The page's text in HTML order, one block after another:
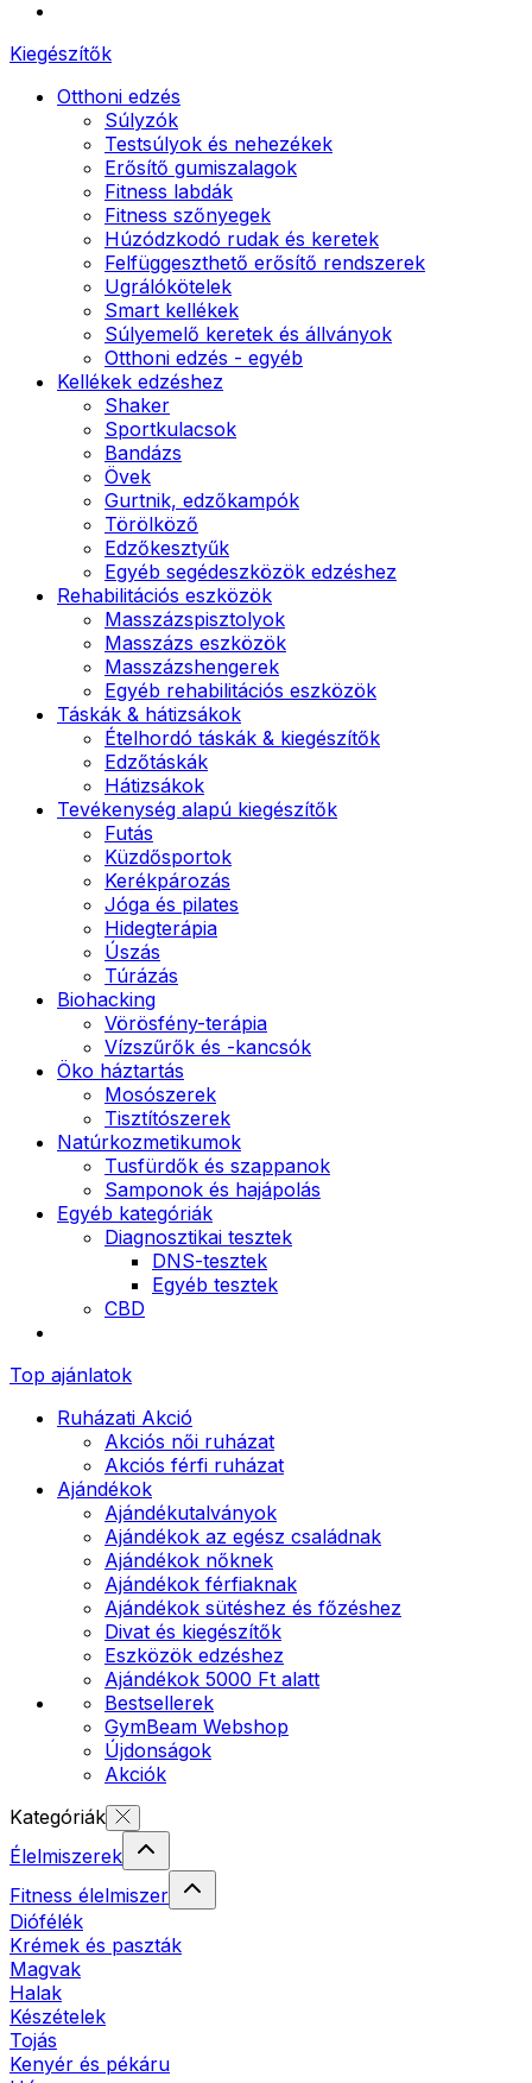
Kiegészítők
Otthoni edzés
Súlyzók
Testsúlyok és nehezékek
Erősítő gumiszalagok
Fitness labdák
Fitness szőnyegek
Húzódzkodó rudak és keretek
Felfüggeszthető erősítő rendszerek
Ugrálókötelek
Smart kellékek
Súlyemelő keretek és állványok
Otthoni edzés - egyéb
Kellékek edzéshez
Shaker
Sportkulacsok
Bandázs
Övek
Gurtnik, edzőkampók
Törölköző
Edzőkesztyűk
Egyéb segédeszközök edzéshez
Rehabilitációs eszközök
Masszázspisztolyok
Masszázs eszközök
Masszázshengerek
Egyéb rehabilitációs eszközök
Táskák & hátizsákok
Ételhordó táskák & kiegészítők
Edzőtáskák
Hátizsákok
Tevékenység alapú kiegészítők
Futás
Küzdősportok
Kerékpározás
Jóga és pilates
Hidegterápia
Úszás
Túrázás
Biohacking
Vörösfény-terápia
Vízszűrők és -kancsók
Öko háztartás
Mosószerek
Tisztítószerek
Natúrkozmetikumok
Tusfürdők és szappanok
Samponok és hajápolás
Egyéb kategóriák
Diagnosztikai tesztek
DNS-tesztek
Egyéb tesztek
CBD
Top ajánlatok
Ruházati Akció
Akciós női ruházat
Akciós férfi ruházat
Ajándékok
Ajándékutalványok
Ajándékok az egész családnak
Ajándékok nőknek
Ajándékok férfiaknak
Ajándékok sütéshez és főzéshez
Divat és kiegészítők
Eszközök edzéshez
Ajándékok 5000 Ft alatt
Bestsellerek
GymBeam Webshop
Újdonságok
Akciók
Kategóriák
Élelmiszerek
Fitness élelmiszer
Diófélék
Krémek és paszták
Magvak
Halak
Készételek
Tojás
Kenyér és pékáru